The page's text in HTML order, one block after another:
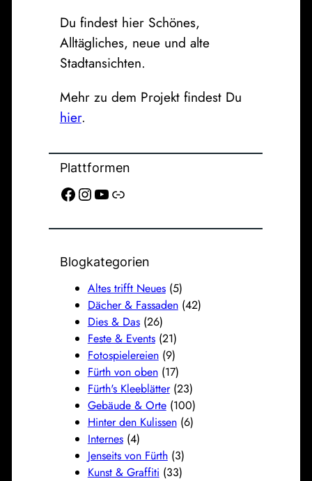
Du findest hier Schönes,
Alltägliches, neue und alte
Stadtansichten.
Mehr zu dem Projekt findest Du
hier.
Plattformen
Facebook Instagram YouTube Link
Blogkategorien
Altes trifft Neues(5)
Dächer & Fassaden(42)
Dies & Das(26)
Feste & Events(21)
Fotospielereien(9)
Fürth von oben(17)
Fürth's Kleeblätter(23)
Gebäude & Orte(100)
Hinter den Kulissen(6)
Internes(4)
Jenseits von Fürth(3)
Kunst & Graffiti (33)